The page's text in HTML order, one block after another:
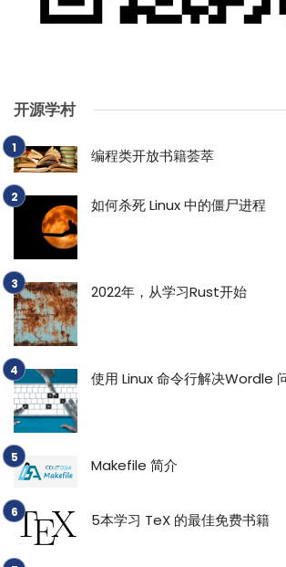
开源学村
编程类开放书籍荟萃
如何杀死 Linux 中的僵尸进程
2022年，从学习Rust开始
使用 Linux 命令行解决Wordle
Makefile 简介
5本学习 TeX 的最佳免费书籍